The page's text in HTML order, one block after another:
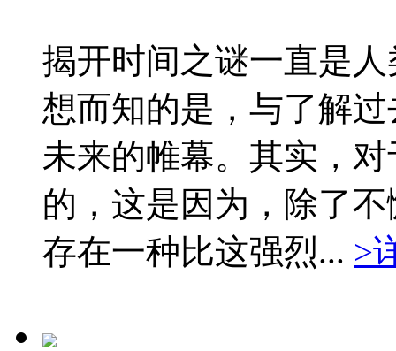
揭开时间之谜一直是
想而知的是，与了解
未来的帷幕。其实，
的，这是因为，除了
存在一种比这强烈... >